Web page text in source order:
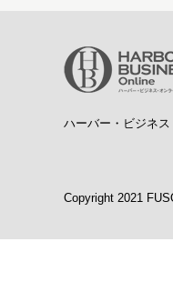
ハーバー・ビジネ
Copyright 2021